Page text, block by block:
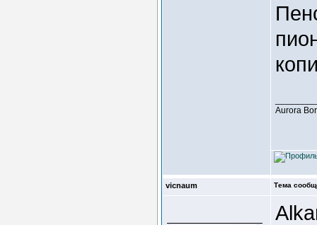
Aurora
vicnaum Тема